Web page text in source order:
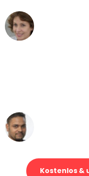
Kostenlos &